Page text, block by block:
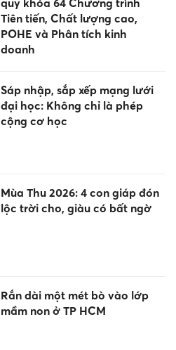
Tiên tiến, Chất lượng cao,
POHE và Phân tích kinh
doanh
Sáp nhập, sắp xếp mạng lưới
đại học: Không chỉ là phép
cộng cơ học
Mùa Thu 2026: 4 con giáp đón
lộc trời cho, giàu có bất ngờ
Rắn dài một mét bò vào lớp
mầm non ở TP HCM